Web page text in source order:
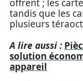
offrent ; les
tandis que les
plusieurs
A lire aussi :
solution
appareil